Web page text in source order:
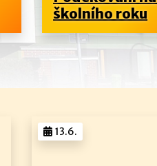
školního roku
13.6.